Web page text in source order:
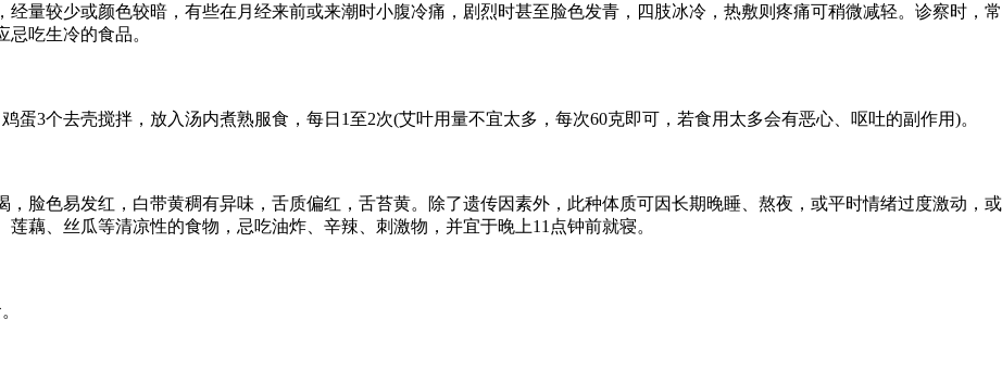
较少或颜色较暗，有些在月经来前或来潮时小腹冷痛，剧烈时甚至脸色发青，四肢冰冷，热敷则疼痛可稍微减轻。诊察时，常
吃生冷的食品。
3个去壳搅拌，放入汤内煮熟服食，每日1至2次(艾叶用量不宜太多，每次60克即可，若食用太多会有恶心、呕吐的副作用)。
色易发红，白带黄稠有异味，舌质偏红，舌苔黄。除了遗传因素外，此种体质可因长期晚睡、熬夜，或平时情绪过度激动，或
藕、丝瓜等清凉性的食物，忌吃油炸、辛辣、刺激物，并宜于晚上11点钟前就寝。